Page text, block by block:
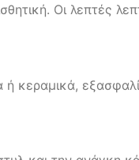
Οι λεπτές
κεραμικά,